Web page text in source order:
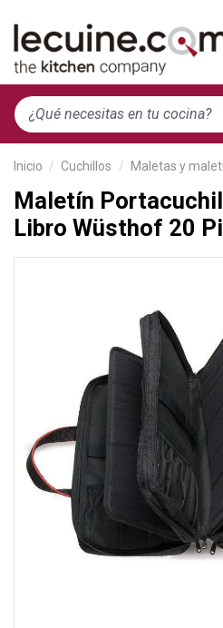
Inicio Cuchillos Maletas y
Maletín
Libro Wüsthof 20